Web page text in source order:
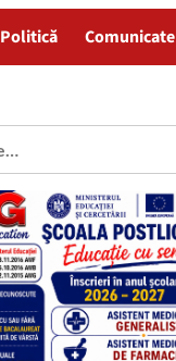
Politică Comunicate